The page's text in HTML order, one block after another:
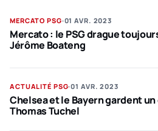
MERCATO PSG·01 AVR. 2023
Mercato : le PSG drague
Jérôme Boateng
ACTUALITÉ PSG·01 AVR. 2023
Chelsea et le Bayern gardent
Thomas Tuchel